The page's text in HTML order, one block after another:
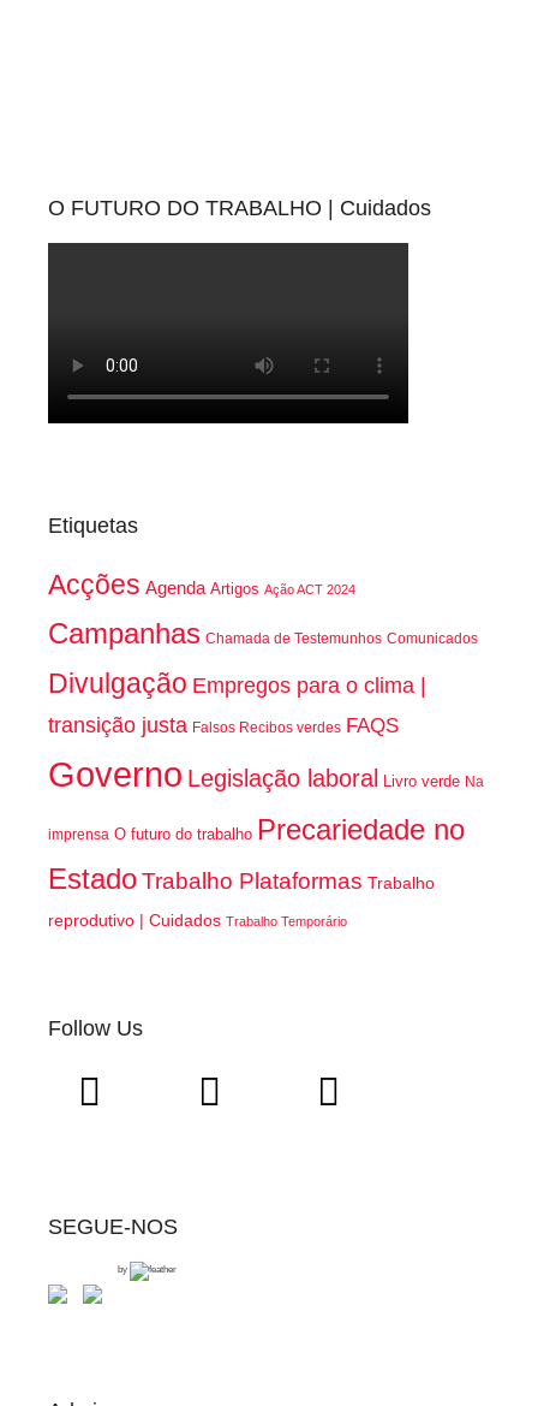
O FUTURO DO TRABALHO | Cuidados
Etiquetas
Acções Agenda Artigos Ação ACT 2024
Campanhas Chamada de Testemunhos Comunicados
Divulgação Empregos para o clima |
transição justa Falsos Recibos verdes FAQS
Governo Legislação laboral Livro verde Na
imprensa O futuro do trabalho Precariedade no
EstadoTrabalho Plataformas Trabalho
reprodutivo | Cuidados Trabalho Temporário
Follow Us
SEGUE-NOS
by